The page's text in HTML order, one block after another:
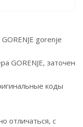
gorenje
GORENJE, заточен
коды
отличаться, с